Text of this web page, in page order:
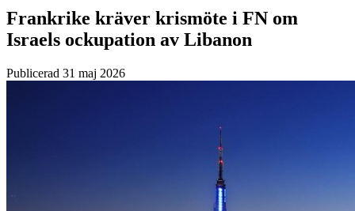
Frankrike kräver krismöte i FN om
Israels ockupation av Libanon
Publicerad 31 maj 2026